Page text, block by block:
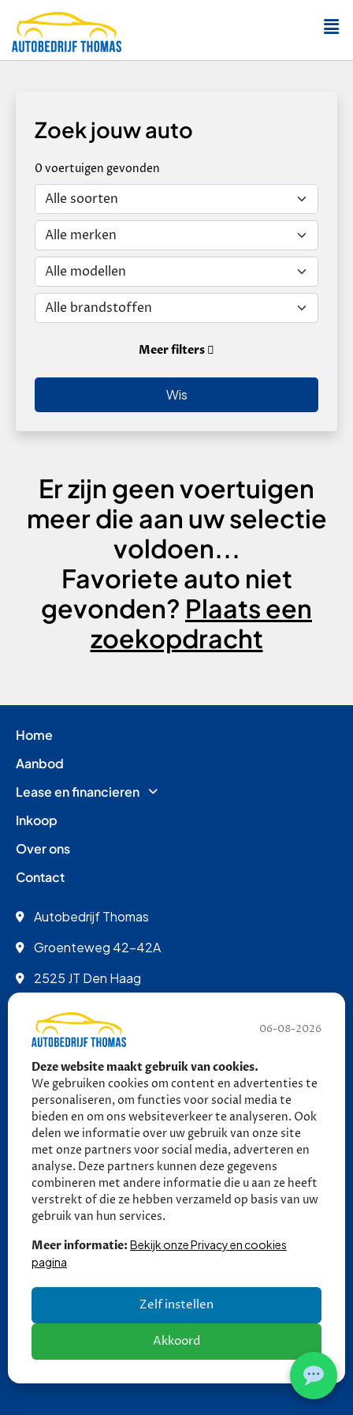
06-08-2026
Deze website maakt gebruik van cookies.
We gebruiken cookies om content en advertenties te
personaliseren, om functies voor social media te
bieden en om ons websiteverkeer te analyseren. Ook
delen we informatie over uw gebruik van onze site
met onze partners voor social media, adverteren en
analyse. Deze partners kunnen deze gegevens
combineren met andere informatie die u aan ze heeft
verstrekt of die ze hebben verzameld op basis van uw
gebruik van hun services.
Meer informatie: Bekijk onze Privacy en cookies
pagina
Zelf instellen
Akkoord
Zoek jouw auto
0 voertuigen gevonden
Meer filters
Wis
Er zijn geen voertuigen
meer die aan uw selectie
voldoen...
Favoriete auto niet
gevonden? Plaats een
zoekopdracht
Home
Aanbod
Lease en financieren
Inkoop
Over ons
Contact
Autobedrijf Thomas
Groenteweg 42-42A
2525 JT Den Haag
info@autobedrijfthomas.nl
070 - 389 9852
06 - 27 58 27 18 (tot 21:30)
06 - 27 58 27 18 (tot 21:30)
Ma - Vr: 09:00 - 17:00
Za: 10:00 - 13:30
Zo: Gesloten
Privacy en
Automotive website